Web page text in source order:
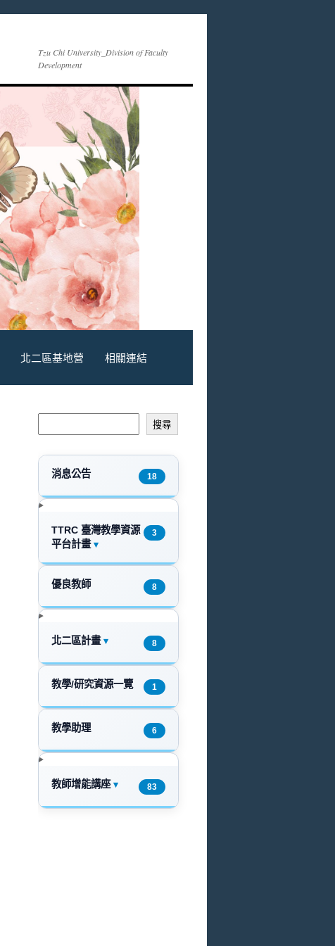
Tzu Chi University_Division of Faculty
Development
北二區基地營 相關連結
搜尋
消息公告 18
TTRC 臺灣教學資源
平台計畫 ▾
3
優良教師 8
北二區計畫 ▾ 8
教學/研究資源一覽 1
教學助理 6
教師增能講座 ▾ 83